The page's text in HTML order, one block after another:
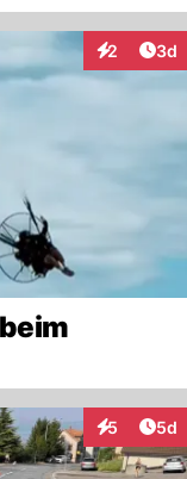
2 3d
5 5d